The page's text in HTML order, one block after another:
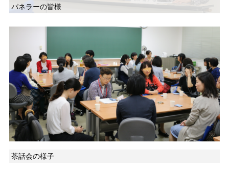
パネラーの皆様
茶話会の様子